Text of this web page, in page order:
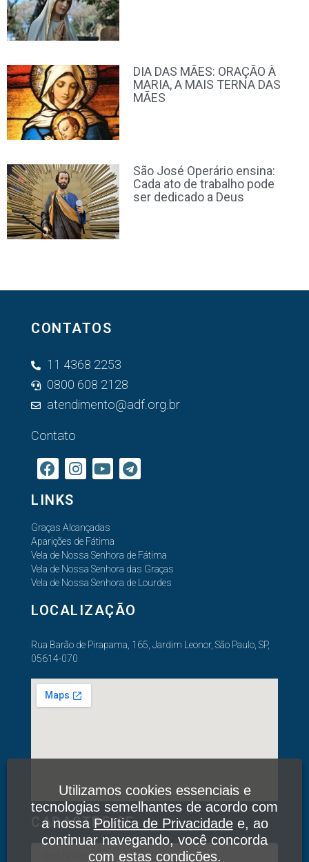
DIA DAS MÃES: ORAÇÃO À
MARIA, A MAIS TERNA DAS
MÃES
São José Operário ensina:
Cada ato de trabalho pode
ser dedicado a Deus
CONTATOS
11 4368 2253
0800 608 2128
atendimento@adf.org.br
Contato
LINKS
Graças Alcançadas
Aparições de Fátima
Vela de Nossa Senhora de Fátima
Vela de Nossa Senhora das Graças
Vela de Nossa Senhora de Lourdes
LOCALIZAÇÃO
Rua Barão de Pirapama, 165, Jardim Leonor, São Paulo, SP,
05614-070
CADASTRE-SE
Utilizamos cookies essenciais e
tecnologias semelhantes de acordo com
a nossaPolítica de Privacidadee, ao
continuar navegando, você concorda
com estas condições.